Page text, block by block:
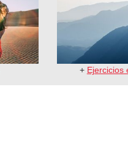
+ Ejercicios